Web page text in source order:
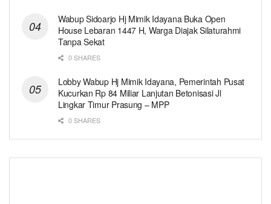
Wabup Sidoarjo Hj Mimik Idayana Buka Open
House Lebaran 1447 H, Warga Diajak Silaturahmi
Tanpa Sekat
0 SHARES
Lobby Wabup Hj Mimik Idayana, Pemerintah Pusat
Kucurkan Rp 84 Miliar Lanjutan Betonisasi Jl
Lingkar Timur Prasung – MPP
0 SHARES